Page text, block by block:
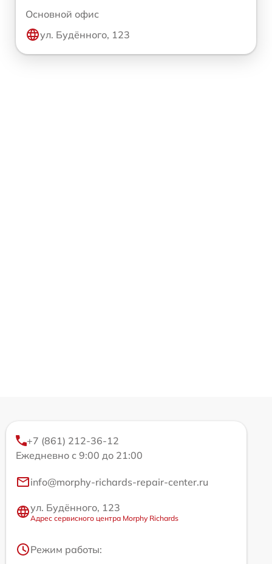
Основной офис
ул. Будённого, 123
+7 (861) 212-36-12
Ежедневно с 9:00 до 21:00
info@morphy-richards-repair-center.ru
ул. Будённого, 123
Адрес сервисного центра Morphy Richards
Режим работы: